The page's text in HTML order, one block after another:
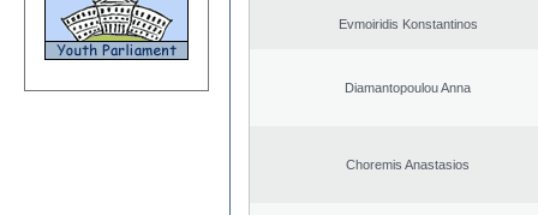
Evmoiridis Konstantinos
Diamantopoulou Anna
Choremis Anastasios